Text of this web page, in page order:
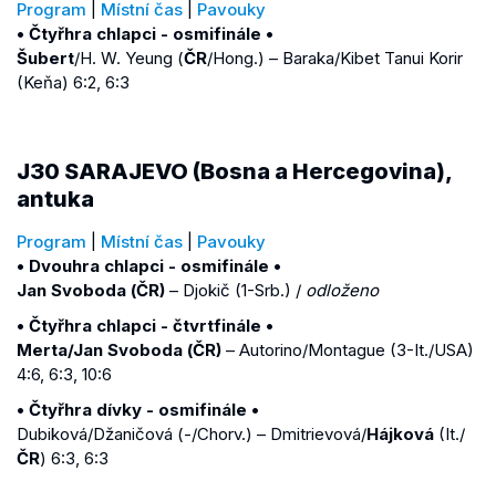
Program Místní čas
Pavouky
• Čtyřhra chlapci - osmifinále •
Šubert/H. W. Yeung (ČR/Hong.) – Baraka/Kibet Tanui Korir
(Keňa) 6:2, 6:3
J30 SARAJEVO (Bosna a Hercegovina),
antuka
Program Místní čas
Pavouky
• Dvouhra chlapci - osmifinále •
Jan Svoboda (ČR) – Djokič (1-Srb.) / odloženo
• Čtyřhra chlapci - čtvrtfinále •
Merta/Jan Svoboda (ČR) – Autorino/Montague (3-It./USA)
4:6, 6:3, 10:6
• Čtyřhra dívky - osmifinále •
Dubiková/Džaničová (-/Chorv.) – Dmitrievová/Hájková (It./
ČR) 6:3, 6:3